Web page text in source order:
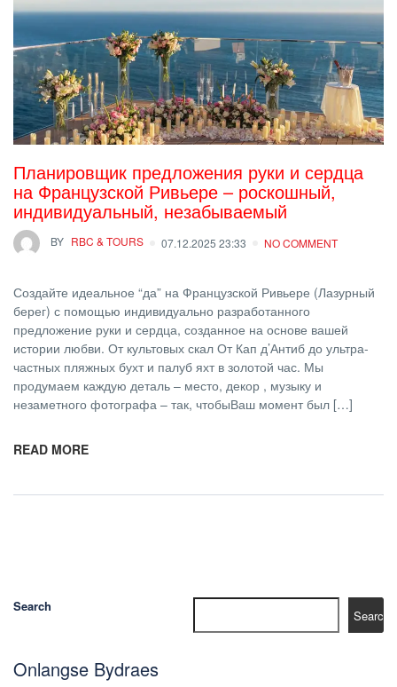
Планировщик предложения руки и сердца
на Французской Ривьере – роскошный,
индивидуальный, незабываемый
BY RBC & TOURS 07.12.2025 23:33 NO COMMENT
Создайте идеальное “да” на Французской Ривьере (Лазурный
берег) с помощью индивидуально разработанного
предложение руки и сердца, созданное на основе вашей
истории любви. От культовых скал От Кап д’Антиб до ультра-
частных пляжных бухт и палуб яхт в золотой час. Мы
продумаем каждую деталь – место, декор , музыку и
незаметного фотографа – так, чтобыВаш момент был […]
READ MORE
Search
Search
Onlangse Bydraes